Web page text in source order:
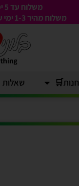
משלוח עד 5 ימי עסקים לרוב חלקי הארץ!
משלוח מהיר 1-3
ימי
חנות🛒 שאלות